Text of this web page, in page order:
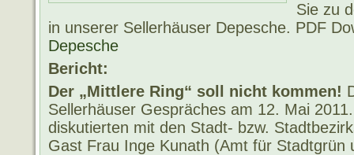
Sie zu
in unserer Sellerhäuser Depesche. PDF
Depesche
Bericht:
Der „Mittlere Ring“ soll nicht kommen!
Sellerhäuser Gespräches am 12. Mai
diskutierten mit den Stadt- bzw.
Gast Frau Inge Kunath (Amt für Stadtgrün